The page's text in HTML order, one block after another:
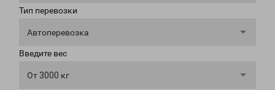
Тип перевозки
Автоперевозка
Введите вес
От 3000 кг